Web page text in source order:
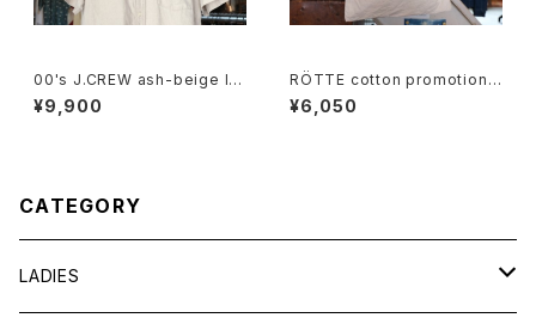
00's J.CREW ash-beige lin
en Shirt
¥9,900
RÖTTE cotton promotional
shoulder Bag
¥6,050
CATEGORY
LADIES